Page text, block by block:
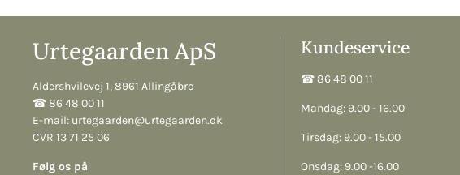
Urtegaarden ApS
Aldershvilevej 1, 8961 Allingåbro
☎︎ 86 48 00 11
E-mail: urtegaarden@urtegaarden.dk
CVR 13 71 25 06
Følg os på
Kundeservice
☎︎ 86 48 00 11
Mandag: 9.00 - 16.00
Tirsdag: 9.00 - 15.00
Onsdag: 9.00 -16.00